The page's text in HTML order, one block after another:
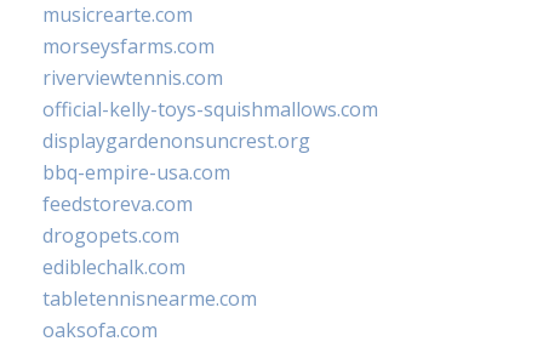
musicrearte.com
morseysfarms.com
riverviewtennis.com
official-kelly-toys-squishmallows.com
displaygardenonsuncrest.org
bbq-empire-usa.com
feedstoreva.com
drogopets.com
ediblechalk.com
tabletennisnearme.com
oaksofa.com